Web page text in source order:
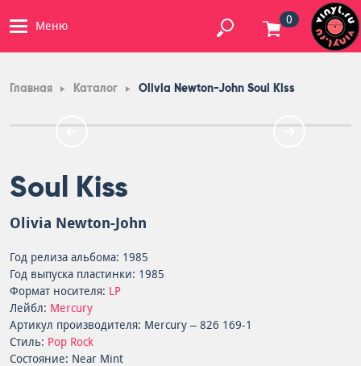
Меню 0
Главная Каталог Olivia Newton-John Soul Kiss
Soul Kiss
Olivia Newton-John
Год релиза альбома: 1985
Год выпуска пластинки: 1985
Формат носителя: LP
Лейбл: Mercury
Артикул производителя: Mercury – 826 169-1
Стиль: Pop Rock
Состояние: Near Mint